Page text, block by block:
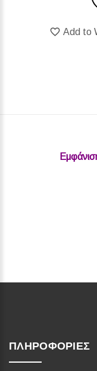
Add to
ΠΛΗΡΟΦΟΡΊΕΣ